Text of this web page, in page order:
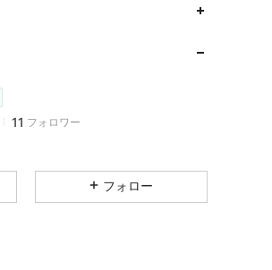
11 フォロワー
11
11
フォロー